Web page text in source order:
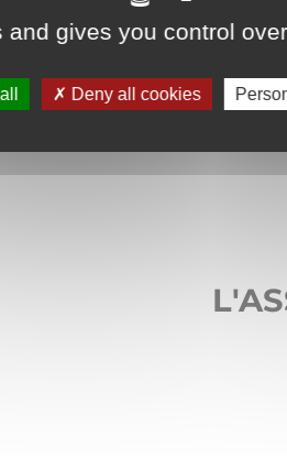
gives you control
Deny all cookies